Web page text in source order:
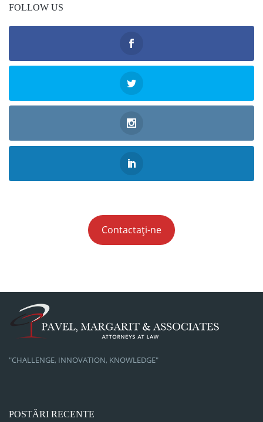
FOLLOW US
Contactați-ne
"CHALLENGE, INNOVATION, KNOWLEDGE"
POSTĂRI RECENTE